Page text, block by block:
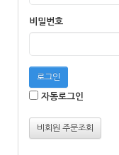
비밀번호
로그인
자동로그인
비회원 주문조회